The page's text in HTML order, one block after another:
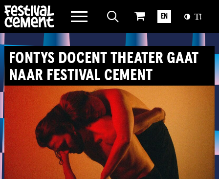
WAT WE DOEN
OVER CEMENT
EN
FONTYS DOCENT THEATER GAAT
NAAR FESTIVAL CEMENT